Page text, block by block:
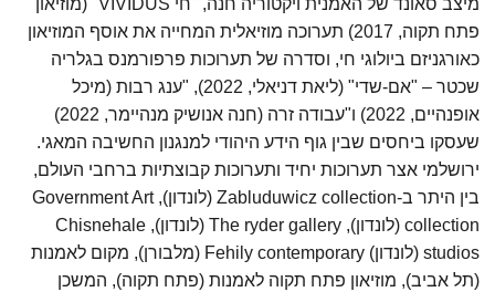
מיצב סאונד של האמנית ויקטוריה חנה, "חי VIVIDUS" (מוזיאון
פתח תקוה, 2017) תערוכה מוזיאלית המחייה את אוסף המוזיאון
כאורגניזם ביולוגי חי, וסדרה של תערוכות פרפורמנס בגלריה
שכטר – "אם-שדי" (ליאת דניאלי, 2022), "ענג רבות (מיכל
אופנהיים, 2022) ו"עבודה זרה (חנה אנושיק מנהיימר, 2022)
שעסקו ביחסים שבין גוף הידע היהודי למנגנון החשיבה המאגי.
ירושלמי אצר תערוכות יחיד ותערוכות קבוצתיות ברחבי העולם,
בין היתר ב-Zabluduwicz collection (לונדון), Government Art
collection (לונדון), The ryder gallery (לונדון), Chisnehale
studios (לונדון) Fehily contemporary (מלבורן), מקום לאמנות
(תל אביב), מוזיאון פתח תקוה לאמנות (פתח תקוה), המשכן